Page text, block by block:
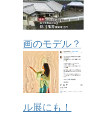
画のモデル？
ル展にも！